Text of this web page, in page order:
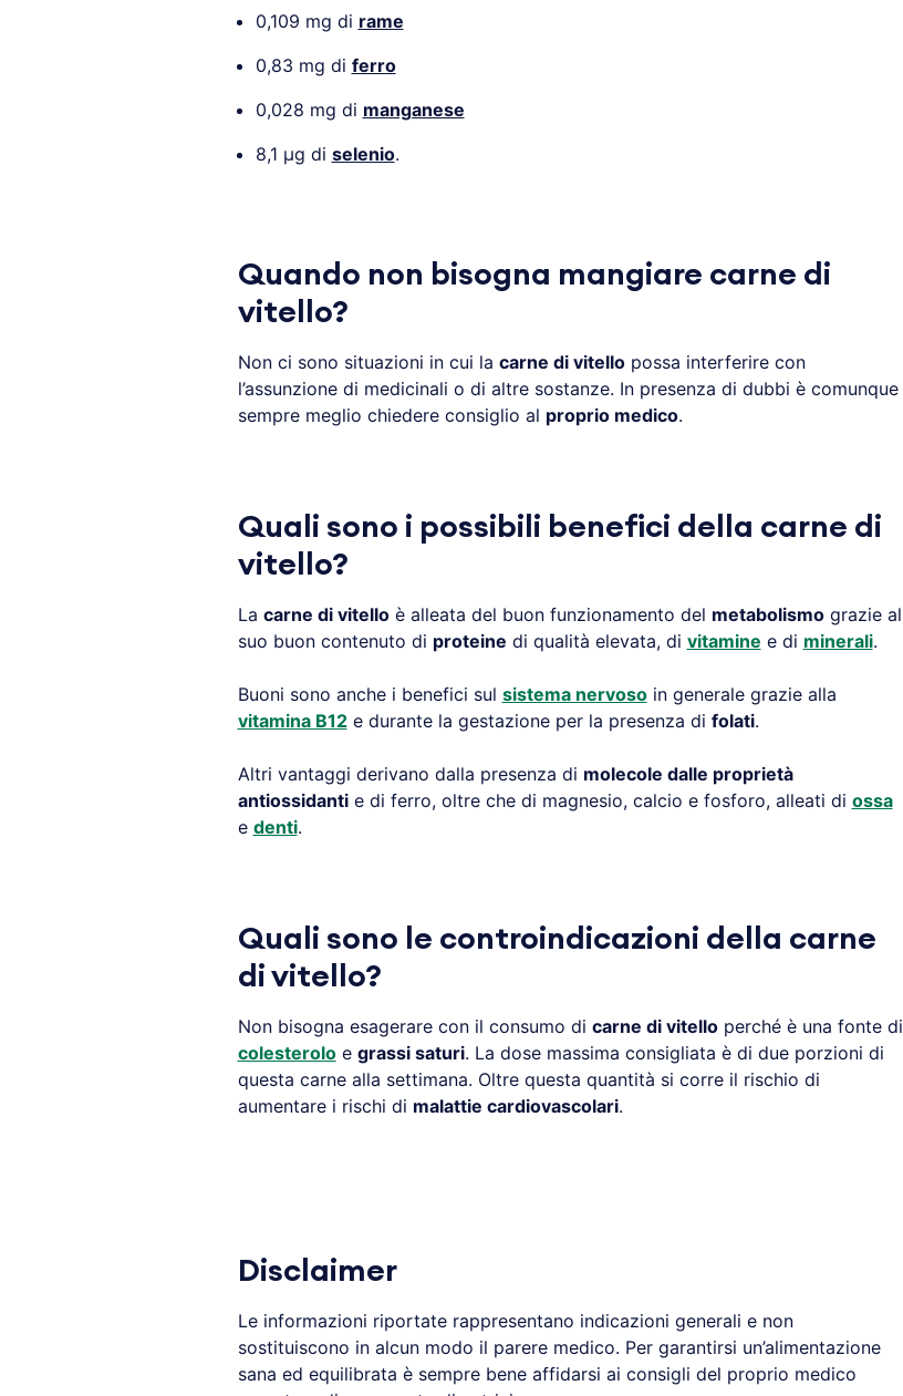
0,109 mg di rame
0,83 mg di ferro
0,028 mg di manganese
8,1 µg di selenio.
Quando non bisogna mangiare carne di
vitello?
Non ci sono situazioni in cui la carne di vitellopossa interferire con
l’assunzione di medicinali o di altre sostanze. In presenza di dubbi è comunque
sempre meglio chiedere consiglio al proprio medico.
Quali sono i possibili benefici della carne di
vitello?
La carne di vitelloè alleata del buon funzionamento del metabolismograzie al
suo buon contenuto di proteine di qualità elevata, di vitamine e di minerali.
Buoni sono anche i benefici sul sistema nervosoin generale grazie alla
vitamina B12e durante la gestazione per la presenza di folati.
Altri vantaggi derivano dalla presenza di molecole dalle proprietà
antiossidantie di ferro, oltre che di magnesio, calcio e fosforo, alleati di ossa
e denti.
Quali sono le controindicazioni della carne
di vitello?
Non bisogna esagerare con il consumo di carne di vitelloperché è una fonte di
colesteroloe grassi saturi. La dose massima consigliata è di due porzioni di
questa carne alla settimana. Oltre questa quantità si corre il rischio di
aumentare i rischi di malattie cardiovascolari.
Disclaimer
Le informazioni riportate rappresentano indicazioni generali e non
sostituiscono in alcun modo il parere medico. Per garantirsi un’alimentazione
sana ed equilibrata è sempre bene affidarsi ai consigli del proprio medico